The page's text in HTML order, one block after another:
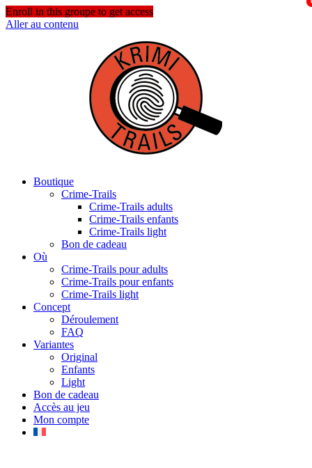
Enroll in this groupe to get access
Aller au contenu
Boutique
Crime-Trails
Crime-Trails adults
Crime-Trails enfants
Crime-Trails light
Bon de cadeau
Où
Crime-Trails pour adults
Crime-Trails pour enfants
Crime-Trails light
Concept
Déroulement
FAQ
Variantes
Original
Enfants
Light
Bon de cadeau
Accès au jeu
Mon compte